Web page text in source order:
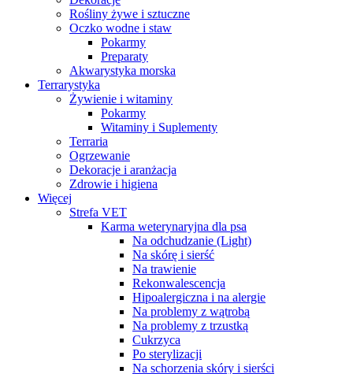
Rośliny żywe i sztuczne
Oczko wodne i staw
Pokarmy
Preparaty
Akwarystyka morska
Terrarystyka
Żywienie i witaminy
Pokarmy
Witaminy i Suplementy
Terraria
Ogrzewanie
Dekoracje i aranżacja
Zdrowie i higiena
Więcej
Strefa VET
Karma weterynaryjna dla psa
Na odchudzanie (Light)
Na skórę i sierść
Na trawienie
Rekonwalescencja
Hipoalergiczna i na alergie
Na problemy z wątrobą
Na problemy z trzustką
Cukrzyca
Po sterylizacji
Na schorzenia skóry i sierści